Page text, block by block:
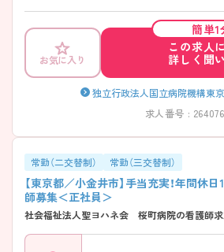
希望にあった病棟の選択ができ、看護職として
を習得できる環境が整っています。職員寮完備
きるよう託児所を完備など福利厚生が充実して
師も多数在籍しています。 ご興味ある方には、
らに詳細をお話しいたしますのでお気軽にご
お気に入り
簡単1
この求人
詳しく聞
独立行政法人国立病院機構東
求人番号 : 264076
常勤（二交替制） 常勤（三交替制）
【東京都／小金井市】手当充実！年間休
師募集＜正社員＞
社会福祉法人聖ヨハネ会 桜町病院の看護師